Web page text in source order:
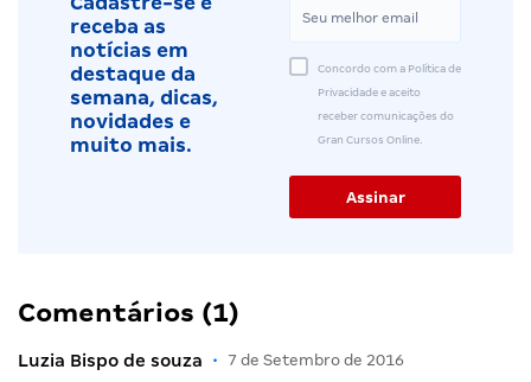
receba as
notícias em
destaque da
semana, dicas,
novidades e
muito mais.
Concordo com a Política de
Privacidade e aceito
receber comunicações do
Gran Cursos Online.
Comentários (1)
Luzia Bispo de souza • 7 de Setembro de 2016